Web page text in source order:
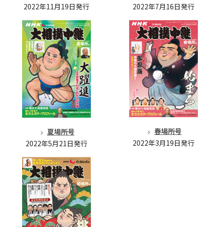
2022年11月19日発行
2022年7月16日発行
夏場所号
2022年5月21日発行
春場所号
2022年3月19日発行